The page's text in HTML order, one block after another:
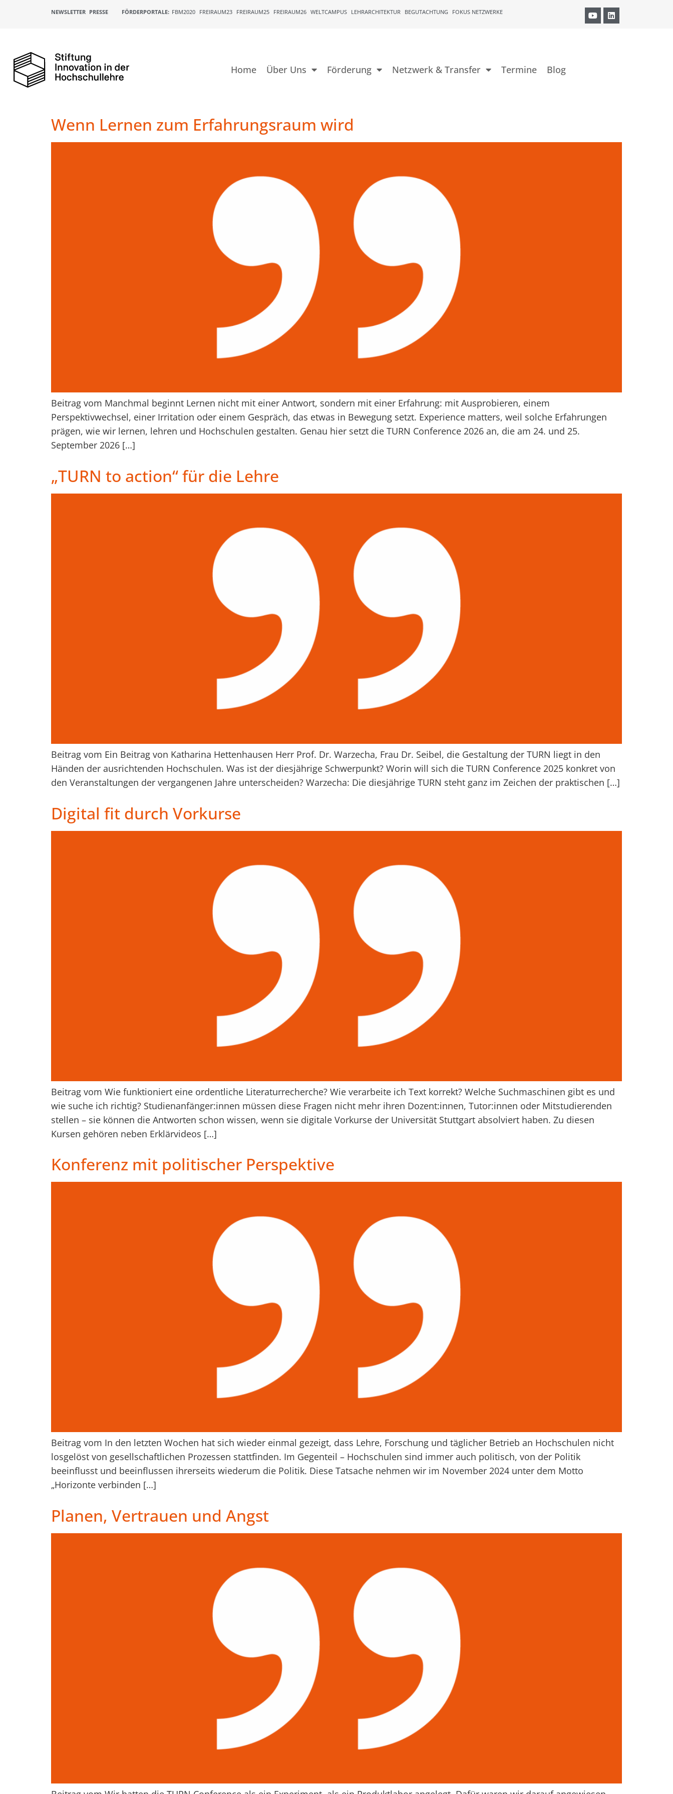
NEWSLETTER PRESSE FÖRDERPORTALE: FBM2020 FREIRAUM23 FREIRAUM25 FREIRAUM26 WELTCAMPUS LEHRARCHITEKTUR BEGUTACHTUNG FOKUS NETZWERKE
Home Über Uns Förderung Netzwerk & Transfer Termine Blog
Wenn Lernen zum Erfahrungsraum wird
Beitrag vom Manchmal beginnt Lernen nicht mit einer Antwort, sondern mit einer Erfahrung: mit Ausprobieren, einem
Perspektivwechsel, einer Irritation oder einem Gespräch, das etwas in Bewegung setzt. Experience matters, weil solche Erfahrungen
prägen, wie wir lernen, lehren und Hochschulen gestalten. Genau hier setzt die TURN Conference 2026 an, die am 24. und 25.
September 2026 […]
„TURN to action“ für die Lehre
Beitrag vom Ein Beitrag von Katharina Hettenhausen Herr Prof. Dr. Warzecha, Frau Dr. Seibel, die Gestaltung der TURN liegt in den
Händen der ausrichtenden Hochschulen. Was ist der diesjährige Schwerpunkt? Worin will sich die TURN Conference 2025 konkret von
den Veranstaltungen der vergangenen Jahre unterscheiden? Warzecha: Die diesjährige TURN steht ganz im Zeichen der praktischen […]
Digital fit durch Vorkurse
Beitrag vom Wie funktioniert eine ordentliche Literaturrecherche? Wie verarbeite ich Text korrekt? Welche Suchmaschinen gibt es und
wie suche ich richtig? Studienanfänger:innen müssen diese Fragen nicht mehr ihren Dozent:innen, Tutor:innen oder Mitstudierenden
stellen – sie können die Antworten schon wissen, wenn sie digitale Vorkurse der Universität Stuttgart absolviert haben. Zu diesen
Kursen gehören neben Erklärvideos […]
Konferenz mit politischer Perspektive
Beitrag vom In den letzten Wochen hat sich wieder einmal gezeigt, dass Lehre, Forschung und täglicher Betrieb an Hochschulen nicht
losgelöst von gesellschaftlichen Prozessen stattfinden. Im Gegenteil – Hochschulen sind immer auch politisch, von der Politik
beeinflusst und beeinflussen ihrerseits wiederum die Politik. Diese Tatsache nehmen wir im November 2024 unter dem Motto
„Horizonte verbinden […]
Planen, Vertrauen und Angst